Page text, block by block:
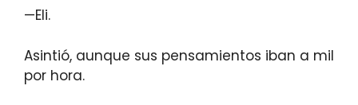
—Eli.
Asintió, aunque sus pensamientos iban a mil
por hora.